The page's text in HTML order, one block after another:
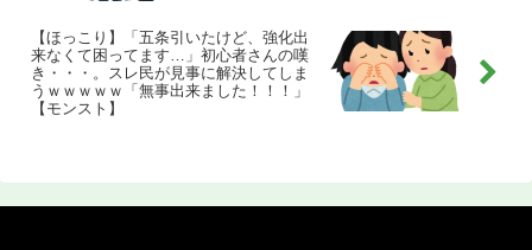
【ほっこり】「五条引いたけど、強化出
来なくて困ってます…」初心者さんの嘆
き・・・。スレ民が見事に解決してしま
うｗｗｗｗｗ「無事出来ました！！！」
【モンスト】